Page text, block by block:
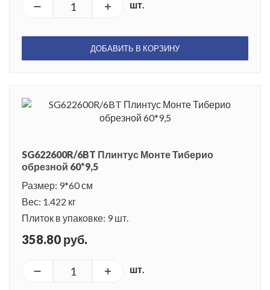
шт.
ДОБАВИТЬ В КОРЗИНУ
SG622600R/6BT Плинтус Монте Тиберио
обрезной 60*9,5
Размер: 9*60 см
Вес: 1.422 кг
Плиток в упаковке: 9 шт.
358.80 руб.
шт.